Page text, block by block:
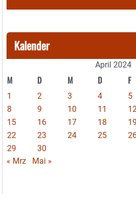
Kalender
April 2024
M D M D F
1 2 3 4 5
8
9 10 11
15
16 17 18 19
22
23 24 25
29
30
« Mrz
Mai »